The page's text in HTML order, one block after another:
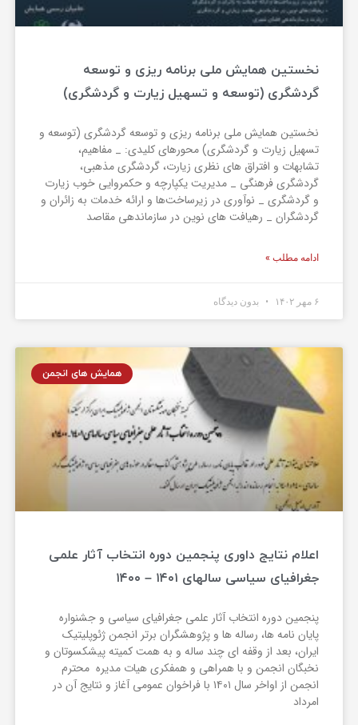
نخستین همایش ملی برنامه ریزی و توسعه
گردشگری (توسعه و تسهیل زیارت و گردشگری)
نخستین همایش ملی برنامه ریزی و توسعه گردشگری (توسعه و
تسهیل زیارت و گردشگری) محورهای کلیدی: _ مفاهیم،
تشابهات و افتراق های نظری زیارت، گردشگری مذهبی،
گردشگری فرهنگی _ مدیریت یکپارچه و حکمروایی خوب زیارت
و گردشگری _ نوآوری در زیرساخت‌ها و ارائه خدمات به زائران و
گردشگران _ رهیافت های نوین در سازماندهی مقاصد
ادامه مطلب »
۶ مهر ۱۴۰۲ بدون دیدگاه
همایش های انجمن
اعلام نتایج داوری پنجمین دوره انتخاب آثار علمی
جغرافیای سیاسی سالهای ۱۴۰۱ – ۱۴۰۰
پنجمین دوره انتخاب آثار علمی جغرافیای سیاسی و جشنواره
پایان نامه ها، رساله ها و پژوهشگران برتر انجمن ژئوپلیتیک
ایران، بعد از وقفه ای چند ساله و به همت کمیته پیشکسوتان و
نخبگان انجمن و با همراهی و همفکری هیات مدیره محترم
انجمن از اواخر سال ۱۴۰۱ با فراخوان عمومی آغاز و نتایج آن در
امرداد